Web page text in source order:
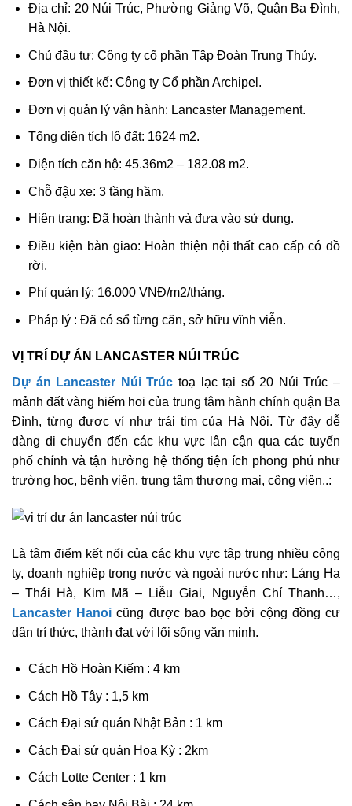
Địa chỉ: 20 Núi Trúc, Phường Giảng Võ, Quận Ba Đình,
Hà Nội.
Chủ đầu tư: Công ty cổ phần Tập Đoàn Trung Thủy.
Đơn vị thiết kế: Công ty Cổ phần Archipel.
Đơn vị quản lý vận hành: Lancaster Management.
Tổng diện tích lô đất: 1624 m2.
Diện tích căn hộ: 45.36m2 – 182.08 m2.
Chỗ đậu xe: 3 tầng hầm.
Hiện trạng: Đã hoàn thành và đưa vào sử dụng.
Điều kiện bàn giao: Hoàn thiện nội thất cao cấp có đồ
rời.
Phí quản lý: 16.000 VNĐ/m2/tháng.
Pháp lý : Đã có sổ từng căn, sở hữu vĩnh viễn.
VỊ TRÍ DỰ ÁN LANCASTER NÚI TRÚC
Dự án Lancaster Núi Trúc toạ lạc tại số 20 Núi Trúc –
mảnh đất vàng hiếm hoi của trung tâm hành chính quận Ba
Đình, từng được ví như trái tim của Hà Nội. Từ đây dễ
dàng di chuyển đến các khu vực lân cận qua các tuyến
phố chính và tận hưởng hệ thống tiện ích phong phú như
trường học, bệnh viện, trung tâm thương mại, công viên..:
Là tâm điểm kết nối của các khu vực tâp trung nhiều công
ty, doanh nghiệp trong nước và ngoài nước như: Láng Hạ
– Thái Hà, Kim Mã – Liễu Giai, Nguyễn Chí Thanh…,
Lancaster Hanoi cũng được bao bọc bởi cộng đồng cư
dân trí thức, thành đạt với lối sống văn minh.
Cách Hồ Hoàn Kiếm : 4 km
Cách Hồ Tây : 1,5 km
Cách Đại sứ quán Nhật Bản : 1 km
Cách Đại sứ quán Hoa Kỳ : 2km
Cách Lotte Center : 1 km